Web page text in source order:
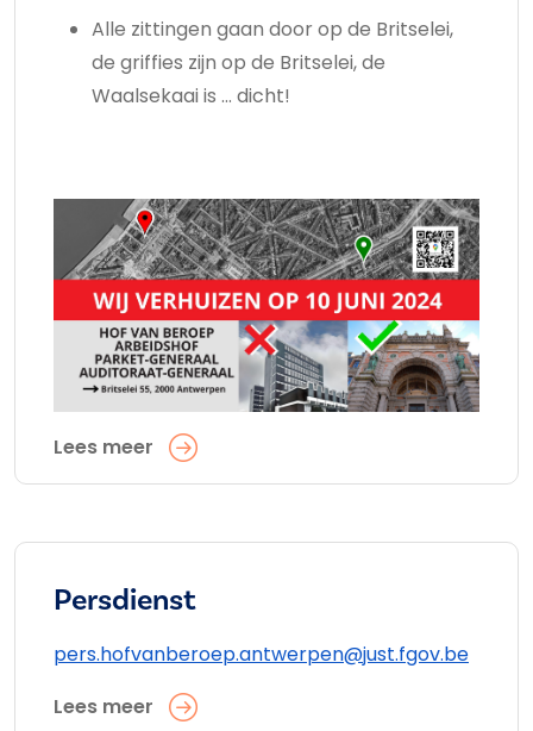
Alle zittingen gaan door op de Britselei,
de griffies zijn op de Britselei, de
Waalsekaai is ... dicht!
Lees meer
Persdienst
pers.hofvanberoep.antwerpen@just.fgov.be
Lees meer